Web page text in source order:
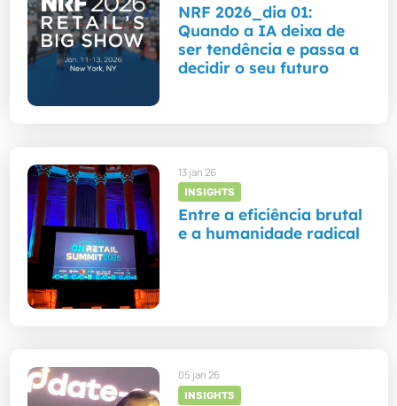
NRF 2026_dia 01:
Quando a IA deixa de
ser tendência e passa a
decidir o seu futuro
13 jan 26
INSIGHTS
Entre a eficiência brutal
e a humanidade radical
05 jan 26
INSIGHTS